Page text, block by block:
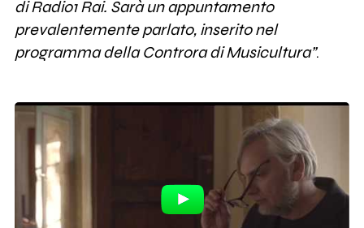
di Radio1 Rai. Sarà un appuntamento
prevalentemente parlato, inserito nel
programma della Controra di Musicultura”.